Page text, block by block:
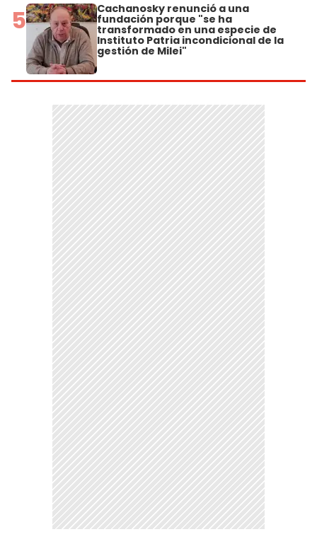
5 Cachanosky renunció a una
fundación porque "se ha
transformado en una especie de
Instituto Patria incondicional de la
gestión de Milei"